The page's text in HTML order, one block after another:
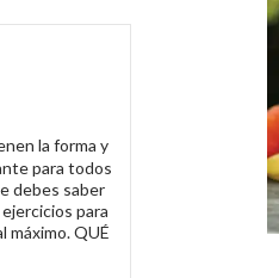
la forma y
para todos
debes saber
para
máximo. QUÉ